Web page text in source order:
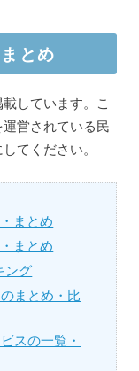
とめ
しています。こ
営されている民
てください。
まとめ
まとめ
ング
まとめ・比
スの一覧・